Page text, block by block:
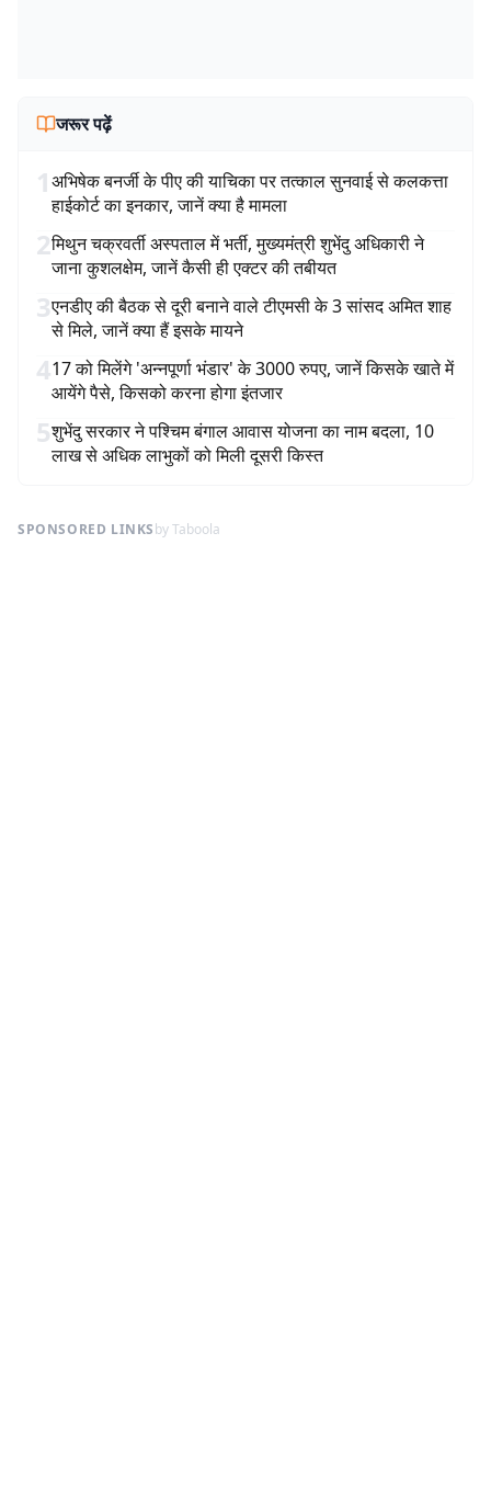
जरूर पढ़ें
1अभिषेक बनर्जी के पीए की याचिका पर तत्काल सुनवाई से कलकत्ता
हाईकोर्ट का इनकार, जानें क्या है मामला
2मिथुन चक्रवर्ती अस्पताल में भर्ती, मुख्यमंत्री शुभेंदु अधिकारी ने
जाना कुशलक्षेम, जानें कैसी ही एक्टर की तबीयत
3एनडीए की बैठक से दूरी बनाने वाले टीएमसी के 3 सांसद अमित शाह
से मिले, जानें क्या हैं इसके मायने
417 को मिलेंगे 'अन्नपूर्णा भंडार' के 3000 रुपए, जानें किसके खाते में
आयेंगे पैसे, किसको करना होगा इंतजार
5शुभेंदु सरकार ने पश्चिम बंगाल आवास योजना का नाम बदला, 10
लाख से अधिक लाभुकों को मिली दूसरी किस्त
SPONSORED LINKSby Taboola